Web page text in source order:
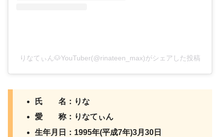
りなてぃん🐶YouTuber(@rinateen_max)がシェアした投稿
氏 名：りな
愛 称：りなてぃん
生年月日：1995年(平成7年)3月30日